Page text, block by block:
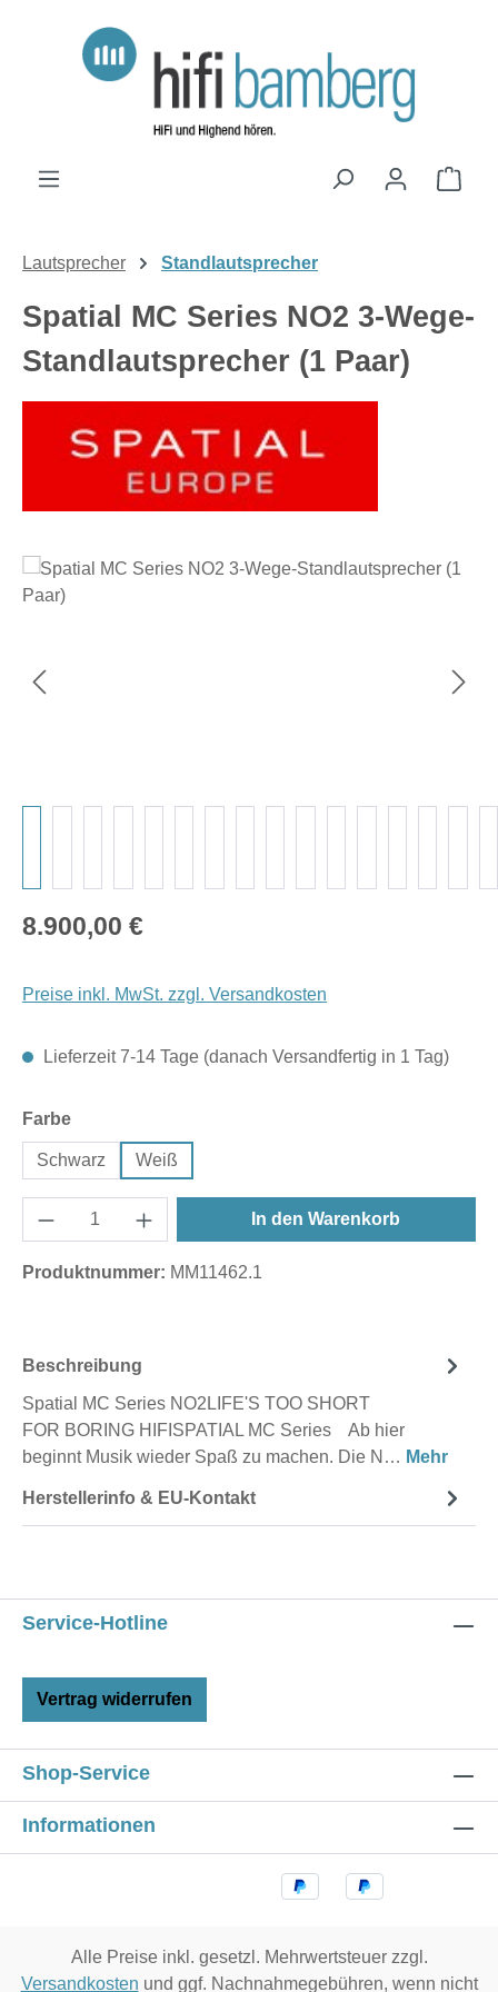
Zum Hauptinhalt springen
Lautsprecher Standlautsprecher
Spatial MC Series NO2 3-Wege-
Standlautsprecher (1 Paar)
Bildergalerie überspringen
Regulärer Preis:
8.900,00 €
Preise inkl. MwSt. zzgl. Versandkosten
Lieferzeit 7-14 Tage (danach Versandfertig in 1 Tag)
Farbeauswählen
Schwarz Weiß
In den Warenkorb
Produktnummer: MM11462.1
Beschreibung
Spatial MC Series NO2LIFE'S TOO SHORT
FOR BORING HIFISPATIAL MC Series Ab hier
beginnt Musik wieder Spaß zu machen. Die N… Mehr
Herstellerinfo & EU-Kontakt
Service-Hotline
Vertrag widerrufen
Shop-Service
Informationen
Alle Preise inkl. gesetzl. Mehrwertsteuer zzgl.
Versandkosten und ggf. Nachnahmegebühren, wenn nicht